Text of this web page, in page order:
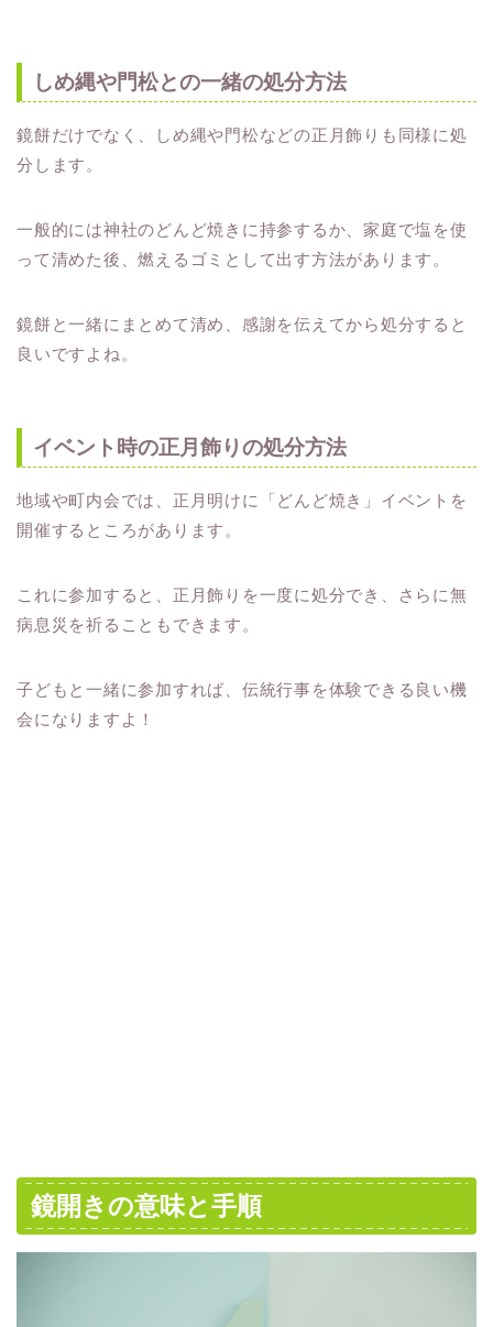
しめ縄や門松との一緒の処分方法
鏡餅だけでなく、しめ縄や門松などの正月飾りも同様に処
分します。
一般的には神社のどんど焼きに持参するか、家庭で塩を使
って清めた後、燃えるゴミとして出す方法があります。
鏡餅と一緒にまとめて清め、感謝を伝えてから処分すると
良いですよね。
イベント時の正月飾りの処分方法
地域や町内会では、正月明けに「どんど焼き」イベントを
開催するところがあります。
これに参加すると、正月飾りを一度に処分でき、さらに無
病息災を祈ることもできます。
子どもと一緒に参加すれば、伝統行事を体験できる良い機
会になりますよ！
鏡開きの意味と手順